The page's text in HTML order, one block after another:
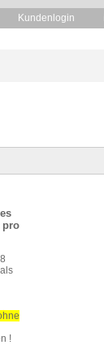
Kundenlogin
pro
!